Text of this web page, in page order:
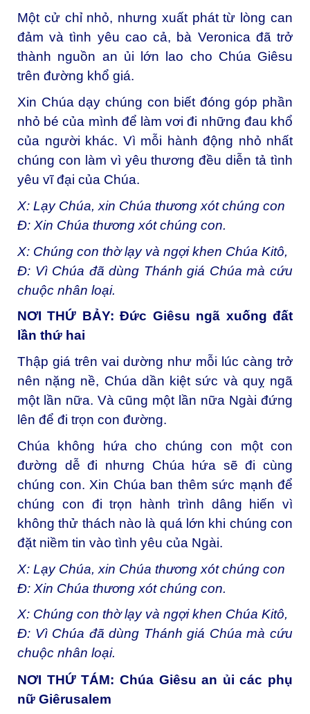
Một cử chỉ nhỏ, nhưng xuất phát từ lòng can
đảm và tình yêu cao cả, bà Veronica đã trở
thành nguồn an ủi lớn lao cho Chúa Giêsu
trên đường khổ giá.
Xin Chúa dạy chúng con biết đóng góp phần
nhỏ bé của mình để làm vơi đi những đau khổ
của người khác. Vì mỗi hành động nhỏ nhất
chúng con làm vì yêu thương đều diễn tả tình
yêu vĩ đại của Chúa.
X: Lạy Chúa, xin Chúa thương xót chúng con
Đ: Xin Chúa thương xót chúng con.
X: Chúng con thờ lạy và ngợi khen Chúa Kitô,
Đ: Vì Chúa đã dùng Thánh giá Chúa mà cứu
chuộc nhân loại.
NƠI THỨ BẢY: Đức Giêsu ngã xuống đất
lần thứ hai
Thập giá trên vai dường như mỗi lúc càng trở
nên nặng nề, Chúa dần kiệt sức và quỵ ngã
một lần nữa. Và cũng một lần nữa Ngài đứng
lên để đi trọn con đường.
Chúa không hứa cho chúng con một con
đường dễ đi nhưng Chúa hứa sẽ đi cùng
chúng con. Xin Chúa ban thêm sức mạnh để
chúng con đi trọn hành trình dâng hiến vì
không thử thách nào là quá lớn khi chúng con
đặt niềm tin vào tình yêu của Ngài.
X: Lạy Chúa, xin Chúa thương xót chúng con
Đ: Xin Chúa thương xót chúng con.
X: Chúng con thờ lạy và ngợi khen Chúa Kitô,
Đ: Vì Chúa đã dùng Thánh giá Chúa mà cứu
chuộc nhân loại.
NƠI THỨ TÁM: Chúa Giêsu an ủi các phụ
nữ Giêrusalem